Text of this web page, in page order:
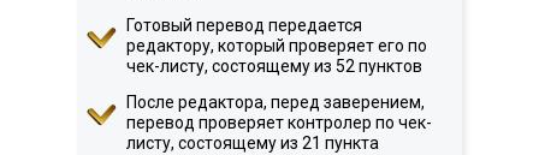
Готовый перевод передается
редактору, который проверяет его по
чек-листу, состоящему из 52 пунктов
После редактора, перед заверением,
перевод проверяет контролер по чек-
листу, состоящему из 21 пункта